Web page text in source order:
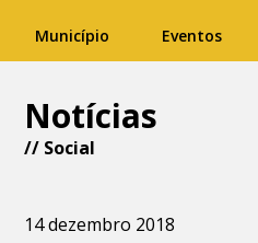
Município Eventos
Notícias
// Social
14 dezembro 2018